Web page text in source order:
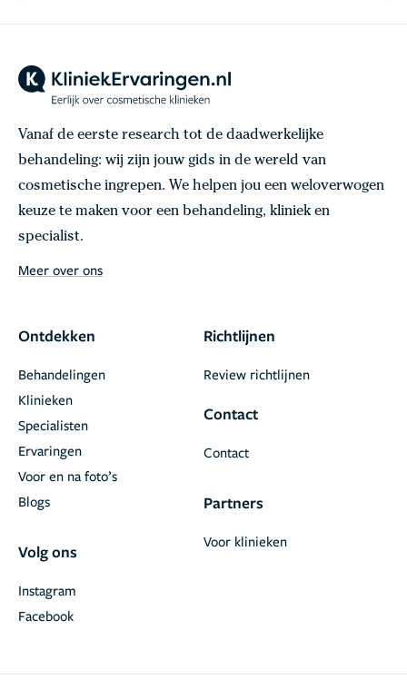
Vanaf de eerste research tot de daadwerkelijke
behandeling: wij zijn jouw gids in de wereld van
cosmetische ingrepen. We helpen jou een weloverwogen
keuze te maken voor een behandeling, kliniek en
specialist.
Meer over ons
Ontdekken
Behandelingen
Klinieken
Specialisten
Ervaringen
Voor en na foto’s
Blogs
Volg ons
Facebook
Instagram
Richtlijnen
Review richtlijnen
Contact
Contact
Partners
Voor klinieken